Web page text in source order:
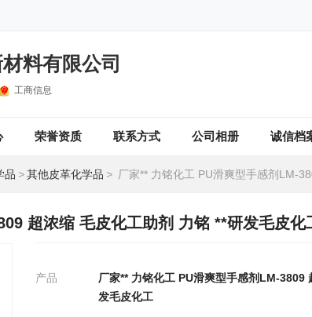
料有限公司
工商信息
荣誉资质 联系方式 公司相册 诚信档
品 >其他皮革化学品 > 厂家** 力铭化工 ​PU滑爽型手感剂LM-3809 超浓缩 毛皮化
超浓缩 毛皮化工助剂 力铭 **研发毛皮化
产品
厂家** 力铭化工 ​PU滑爽型手感剂LM-3809
发毛皮化工